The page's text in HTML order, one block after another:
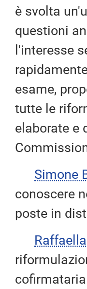
è svolta
questioni
l'interesse
esame,
tutte le
elaborate e
Simone
conoscere
poste in